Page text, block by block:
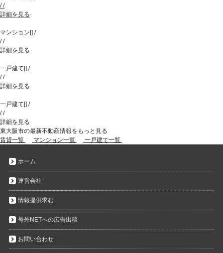
//
詳細を見る
マンション[] /
//
詳細を見る
一戸建て[] /
//
詳細を見る
一戸建て[] /
//
詳細を見る
東大阪市の最新不動産情報をもっと見る
賃貸一覧
マンション一覧 一戸建て一覧
ホーム
運営会社
情報提供求む
号外NETへの広告出稿
お問い合わせ